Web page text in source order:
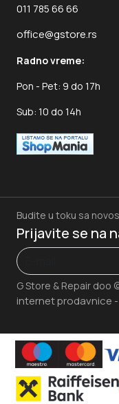
011 785 66 66
office@gstore.rs
Radno vreme:
Pon - Pet: 9 do 17h
Sub: 10 do 14h
G Store & Repair doo
internet prodavnice -
Budite u toku sa
Prijavite se na